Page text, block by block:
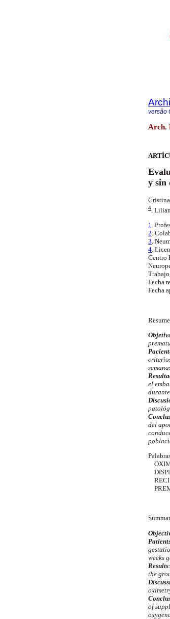
versão
Arch.
y sin
4,
1.
2.
3.
4.
Centro
Fecha
Fecha
el
del
weeks
Results
the
of